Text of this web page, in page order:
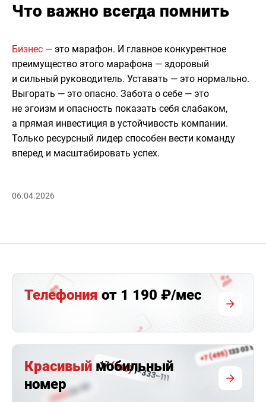
Что важно всегда помнить
Бизнес — это марафон. И главное конкурентное
преимущество этого марафона — здоровый
и сильный руководитель. Уставать — это нормально.
Выгорать — это опасно. Забота о себе — это
не эгоизм и опасность показать себя слабаком,
а прямая инвестиция в устойчивость компании.
Только ресурсный лидер способен вести команду
вперед и масштабировать успех.
06.04.2026
Телефония от 1 190 ₽/мес
Красивый мобильный
номер